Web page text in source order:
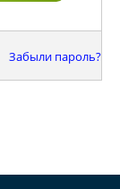
Забыли пароль?